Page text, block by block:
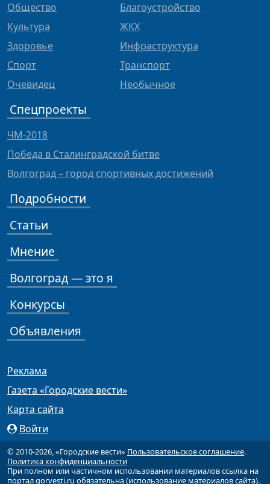
Общество
Культура
Здоровье
Спорт
Очевидец
Благоустройство
ЖКХ
Инфраструктура
Транспорт
Необычное
Спецпроекты
ЧМ-2018
Победа в Сталинградской битве
Волгоград – город спортивных достижений
Подробности
Статьи
Мнение
Волгоград — это я
Конкурсы
Объявления
Реклама
Газета «Городские вести»
Карта сайта
Войти
© 2010-2026, «Городские вести» Пользовательское соглашение.
Политика конфиденциальности
При полном или частичном использовании материалов ссылка на
портал gorvesti.ru обязательна (использование материалов сайта).